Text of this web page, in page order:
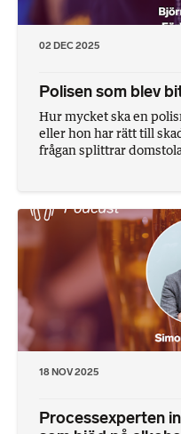
02 DEC 2025
Polisen som blev
Hur mycket ska en
eller hon har rätt till
frågan splittrar
18 NOV 2025
Processexperten